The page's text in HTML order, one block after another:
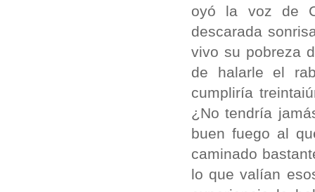
oyó la voz de
descarada
vivo su pobreza
de halarle el
cumpliría
¿No tendría
buen fuego al
caminado
lo que valían